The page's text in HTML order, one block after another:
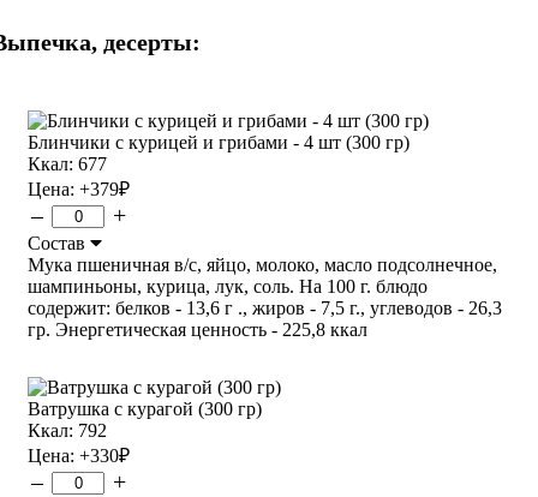
десерты:
Блинчики с курицей и грибами - 4 шт (300 гр)
Ккал: 677
Цена: +379₽
– +
Состав
Мука пшеничная в/с, яйцо, молоко, масло подсолнечное,
шампиньоны, курица, лук, соль. На 100 г. блюдо
содержит: белков - 13,6 г ., жиров - 7,5 г., углеводов - 26,3
гр. Энергетическая ценность - 225,8 ккал
Ватрушка с курагой (300 гр)
Ккал: 792
Цена: +330₽
– +